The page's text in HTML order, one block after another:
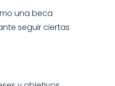
una beca
seguir ciertas